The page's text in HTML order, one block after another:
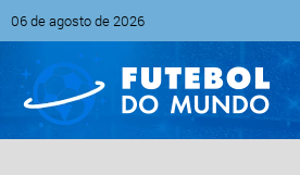
06 de agosto de 2026